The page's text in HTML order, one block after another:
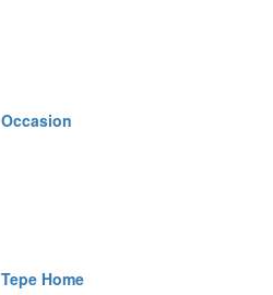
Occasion
Tepe Home